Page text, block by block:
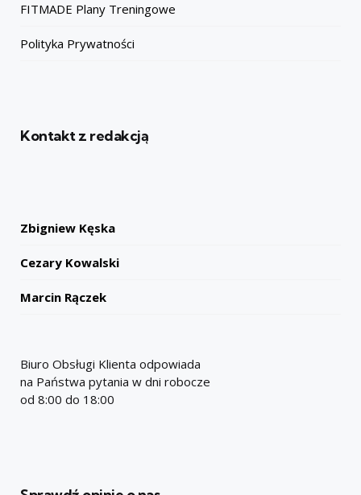
FITMADE Plany Treningowe
Polityka Prywatności
Kontakt z redakcją
Zbigniew Kęska
Cezary Kowalski
Marcin Rączek
Biuro Obsługi Klienta odpowiada
na Państwa pytania w dni robocze
od 8:00 do 18:00